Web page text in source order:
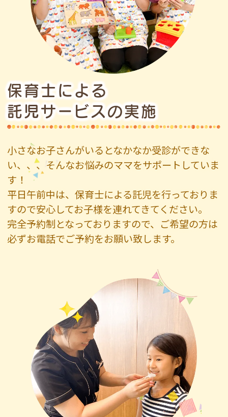
保育士による
託児サービスの実施
小さなお子さんがいるとなかなか受診ができな
い、、、そんなお悩みのママをサポートしていま
す！
平日午前中は、保育士による託児を行っておりま
すので安心してお子様を連れてきてください。
完全予約制となっておりますので、ご希望の方は
必ずお電話でご予約をお願い致します。